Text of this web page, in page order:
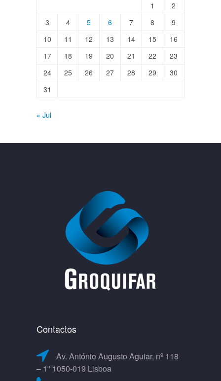
1
2
3
4 5 6 7 8
9
10
11 12 13 14 15
16
17
18 19 20 21 22
23
24
25 26 27 28 29
30
31
« Jul
Contactos
Av. António Augusto Aguiar, nº 118
– 1º 1050-019 Lisboa